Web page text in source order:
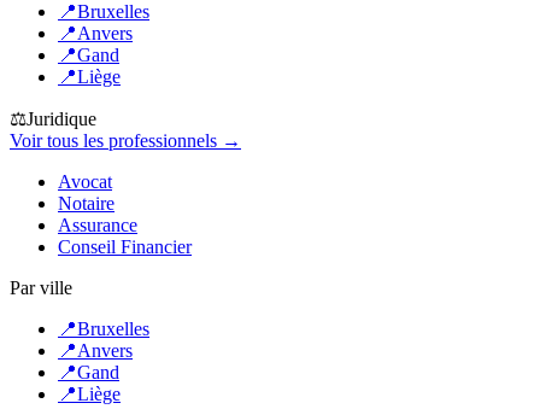
📍Bruxelles
📍Anvers
📍Gand
📍Liège
⚖️Juridique
Voir tous les professionnels →
Avocat
Notaire
Assurance
Conseil Financier
Par ville
📍Bruxelles
📍Anvers
📍Gand
📍Liège